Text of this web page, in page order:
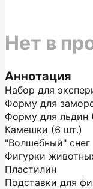
Аннотация
Набор для
Форму для
Форму для льдин
Камешки (6 шт.)
"Волшебный" снег
Фигурки
Пластилин
Подставки для
Нет в